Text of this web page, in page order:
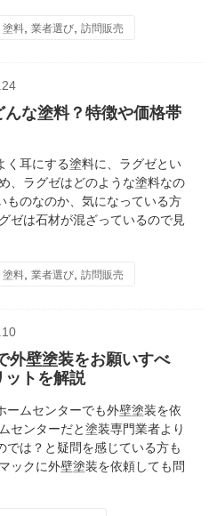
塗料 業者選び 訪問販売
な塗料？特徴や価格帯
く耳にする塗料に、ラグゼとい
、ラグゼはどのような塗料なの
ものなのか、気になっている方
ゼは石材が混ざっているので見
塗料 業者選び 訪問販売
外壁塗装をお願いすべ
ットを解説
ームセンターでも外壁塗装を依
センターだと塗装専門業者より
では？と疑問を感じている方も
ックに外壁塗装を依頼しても問